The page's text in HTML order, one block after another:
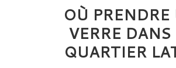
OÙ PRENDRE
VERRE DANS
QUARTIER